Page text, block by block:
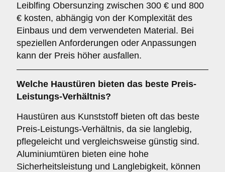
Leiblfing Obersunzing zwischen 300 € und 800
€ kosten, abhängig von der Komplexität des
Einbaus und dem verwendeten Material. Bei
speziellen Anforderungen oder Anpassungen
kann der Preis höher ausfallen.
Welche Haustüren bieten das beste Preis-
Leistungs-Verhältnis?
Haustüren aus Kunststoff bieten oft das beste
Preis-Leistungs-Verhältnis, da sie langlebig,
pflegeleicht und vergleichsweise günstig sind.
Aluminiumtüren bieten eine hohe
Sicherheitsleistung und Langlebigkeit, können